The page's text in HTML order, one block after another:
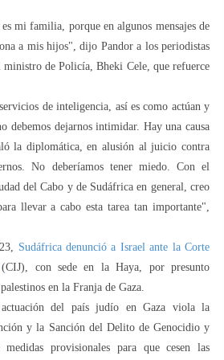
mi familia, porque en algunos mensajes de
a mis hijos", dijo Pandor a los periodistas
de Policía, Bheki Cele, que refuerce
de inteligencia, así es como actúan y
debemos dejarnos intimidar. Hay una causa
la diplomática, en alusión al juicio contra
No deberíamos tener miedo. Con el
del Cabo y de Sudáfrica en general, creo
llevar a cabo esta tarea tan importante",
Sudáfrica denunció a Israel ante la Corte
con sede en la Haya, por presunto
en la Franja de Gaza.
del país judío en Gaza viola la
y la Sanción del Delito de Genocidio y
provisionales para que cesen las